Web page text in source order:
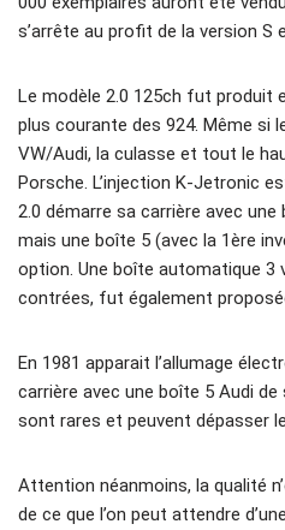
s’arrête au profit de la version S
Le modèle 2.0 125ch fut produit
plus courante des 924. Même si
VW/Audi, la culasse et tout le
Porsche. L’injection K-Jetronic
2.0 démarre sa carrière avec une
mais une boîte 5 (avec la 1ère
option. Une boîte automatique 3
contrées, fut également
En 1981 apparait l’allumage
carrière avec une boîte 5 Audi de
sont rares et peuvent dépasser
Attention néanmoins, la qualité
de ce que l’on peut attendre